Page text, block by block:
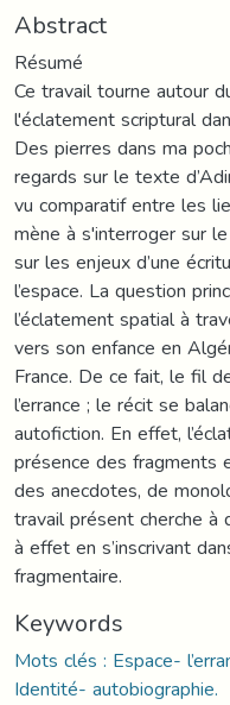
Abstract
Résumé
Ce travail tourne autour
l'éclatement scriptural
Des pierres dans ma
regards sur le texte
vu comparatif entre les
mène à s'interroger sur
sur les enjeux d’une
l’espace. La question
l’éclatement spatial à
vers son enfance en
France. De ce fait, le fil
l’errance ; le récit se
autofiction. En effet,
présence des fragments
des anecdotes, de
travail présent cherche
à effet en s’inscrivant
fragmentaire.
Keywords
Mots clés : Espace-
Identité- autobiographie.